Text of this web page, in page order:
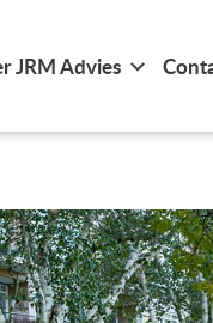
JRM Advies